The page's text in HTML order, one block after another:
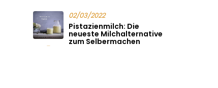
02/03/2022
Pistazienmilch: Die
neueste Milchalternative
zum Selbermachen